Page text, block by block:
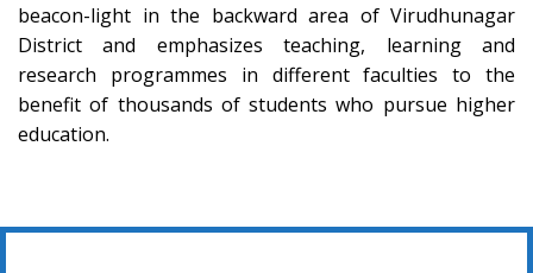
beacon-light in the backward area of Virudhunagar
District and emphasizes teaching, learning and
research programmes in different faculties to the
benefit of thousands of students who pursue higher
education.